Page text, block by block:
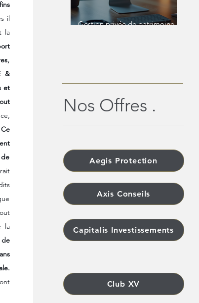
il
la
&
et
Ce
la
de
Gestion privée de patrimoine en
Nos Offres .
Aegis Protection
Axis Conseils
Capitalis Investissements
Club XV